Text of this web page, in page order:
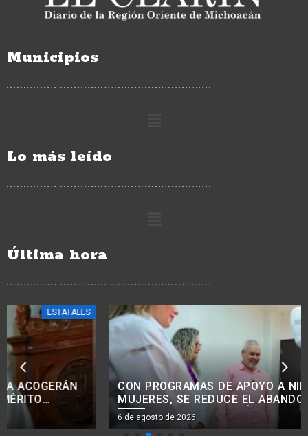
Municipios
Lo más leído
Última hora
ESTATALES
CON PROGRAMAS DE APOYO A NIÑOS, NIÑAS Y
MUJERES, SE REDUCE EL ABANDONO DE
TRATAMIENTOS ONCOLÓGICOS: BEDOLLA.<BR>